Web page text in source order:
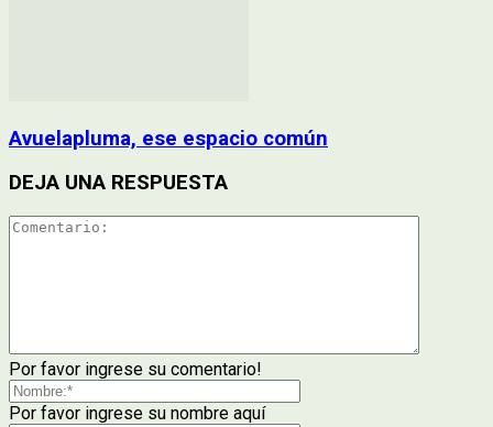
Avuelapluma, ese espacio común
DEJA UNA RESPUESTA
Por favor ingrese su comentario!
Por favor ingrese su nombre aquí